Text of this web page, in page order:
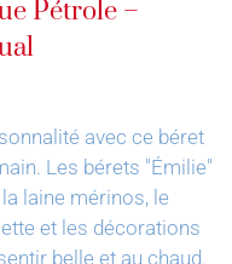
Pétrole –
avec ce béret
Les bérets "Émilie"
laine mérinos, le
et les décorations
belle et au chaud.